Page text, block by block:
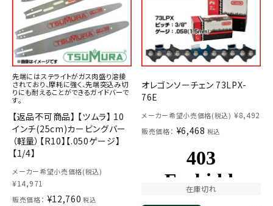
先端にはステライトがガス肉盛り溶接
されており、摩耗に強く、先端突込み切
りにも耐えることができるガイドバーで
す。
【返品不可商品】 【ツムラ】 10
インチ(25cm)カービングバー
（軽量）【R10】【.050ゲージ】
【1/4】
メーカー希望小売価格(税込)
¥14,971
販売価格： ¥12,760 税込
オレゴンソーチェン 73LPX-
76E
メーカー希望小売価格(税込) ¥8,492
販売価格： ¥6,468 税込
在庫切れ